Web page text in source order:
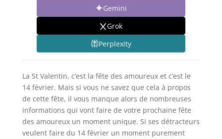
Gemini
Grok
Perplexity
La St Valentin, c’est la fête des amoureux et c’est le
14 février. Mais si vous ne savez que cela à propos
de cette fête, il vous manque alors de nombreuses
informations qui vont faire de votre prochaine fête
des amoureux un moment unique. Si ses détracteurs
veulent faire du 14 février un moment purement